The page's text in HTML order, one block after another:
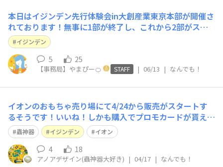
本日はイジンデン先行体験会in大創産業東京本部が開催さ
れております！無事に1部が終了し、これから2部がスタ
ート✨事務局さなさんは格好いい衣装を西田社長から預か
り、着用！とても強そう！笑遠方からも来ていただき大変
盛り上がっております！！
イジンデン
5 25
【事務局】やまぴー🍊 STAFF | 06/13 | なんでも！
イオンのおもちゃ売り場にて4/24から販売がスタートす
るそうです！いいね！しかも購入でプロモカードが貰える
キャンペーン付き！！すごい展開だ。一方で、全国に存在
する蟲神器の公認店舗ではこれまでパックの取り扱いがで
きず、各店舗がダイソーで商品を購入し、大会の景品とし
て配布したり、スターターで教えたりと普
蟲神器 イジンデン イオン
4 18
アノアデザイン(蟲神器大好き) | 04/17 | なんでも！